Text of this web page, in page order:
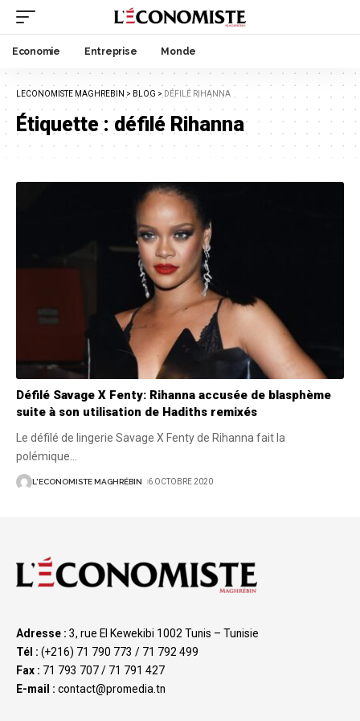
Economie Entreprise Monde
LECONOMISTE MAGHREBIN > BLOG > DÉFILÉ RIHANNA
Étiquette :défilé Rihanna
Défilé Savage X Fenty: Rihanna accusée de blasphème
suite à son utilisation de Hadiths remixés
Le défilé de lingerie Savage X Fenty de Rihanna fait la
polémique
L'ECONOMISTE MAGHRÉBIN 6 OCTOBRE 2020
Adresse : 3, rue El Kewekibi 1002 Tunis – Tunisie
Tél : (+216) 71 790 773 / 71 792 499
Fax : 71 793 707 / 71 791 427
E-mail : contact@promedia.tn